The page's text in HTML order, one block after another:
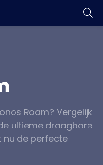
Roam? Vergelijk
ultieme draagbare
nu de perfecte